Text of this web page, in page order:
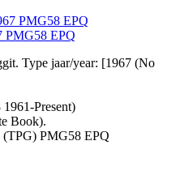
PMG58 EPQ
Type jaar/year: [1967 (No
Present)
Book).
PMG58 EPQ